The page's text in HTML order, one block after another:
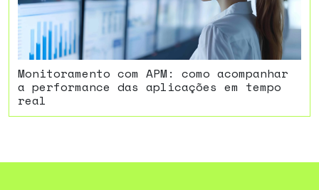
Monitoramento com APM: como acompanhar
a performance das aplicações em tempo
real